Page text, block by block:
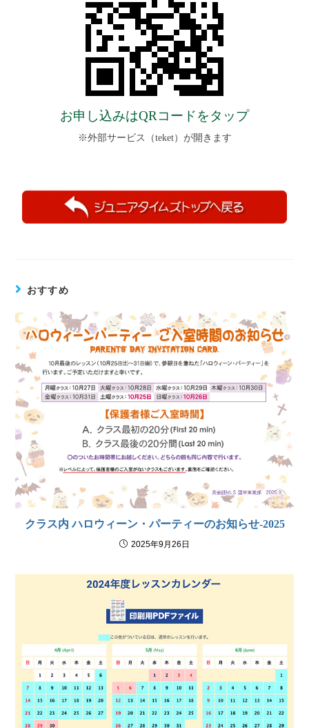
お申し込みはQRコードをタップ
※外部サービス（teket）が開きます
おすすめ
クラス内 ハロウィーン・パーティーのお知らせ-2025
2025年9月26日